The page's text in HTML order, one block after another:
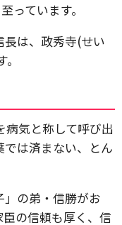
っています。
は、政秀寺(せい
病気と称して呼び出
では済まない、とん
の弟・信勝がお
の信頼も厚く、信